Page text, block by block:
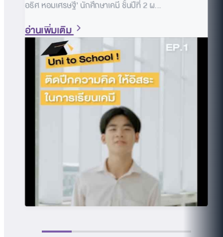
อธิศ หอมเศรษฐี’ นักศึกษาเคมี ชั้นปีที่ 2 ผ...
อ่านเพิ่มเติม